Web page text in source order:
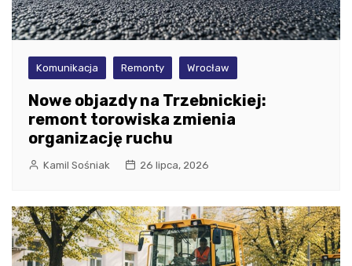
Komunikacja Remonty Wrocław
Nowe objazdy na Trzebnickiej:
remont torowiska zmienia
organizację ruchu
Kamil Sośniak 26 lipca, 2026